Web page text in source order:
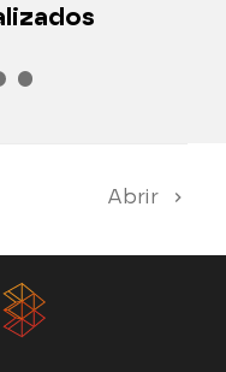
Abrir